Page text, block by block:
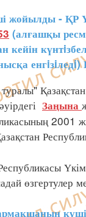
- ҚР
(алғашқы
кейін
Заңына
2001
өзгертулер